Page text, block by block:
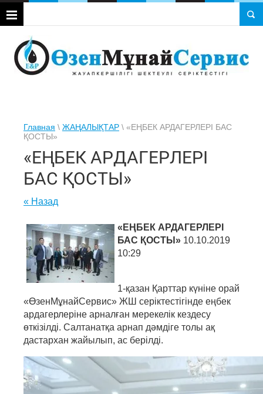
Главная \ ЖАҢАЛЫҚТАР \ «ЕҢБЕК АРДАГЕРЛЕРІ БАС
ҚОСТЫ»
«ЕҢБЕК АРДАГЕРЛЕРІ
БАС ҚОСТЫ»
« Назад
«ЕҢБЕК АРДАГЕРЛЕРІ
БАС ҚОСТЫ» 10.10.2019
10:29
1-қазан Қарттар күніне орай
«ӨзенМұнайСервис» ЖШ серіктестігінде еңбек
ардагерлеріне арналған мерекелік кездесу
өткізілді. Салтанатқа арнап дәмдіге толы ақ
дастархан жайылып, ас берілді.